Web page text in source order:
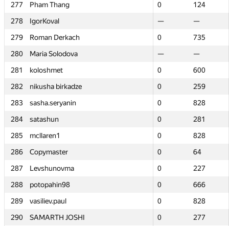
277
Pham Thang 0
124
278
IgorKoval —
—
279
Roman Derkach 0
735
280
Maria Solodova —
—
281
koloshmet 0
600
282
nikusha birkadze 0
259
283
sasha.seryanin 0
828
284
satashun 0
281
285
mcllaren1 0
828
286
Copymaster 0
64
287
Levshunovma 0
227
288
potopahin98 0
666
289
vasiliev.paul 0
828
290
SAMARTH JOSHI 0
277
277
Pham Thang 0
124
278
IgorKoval —
—
279
Roman Derkach 0
735
280
Maria Solodova —
—
281
koloshmet 0
600
282
nikusha birkadze 0
259
283
sasha.seryanin 0
828
284
satashun 0
281
285
mcllaren1 0
828
286
Copymaster 0
64
287
Levshunovma 0
227
288
potopahin98 0
666
289
vasiliev.paul 0
828
290
SAMARTH JOSHI 0
277